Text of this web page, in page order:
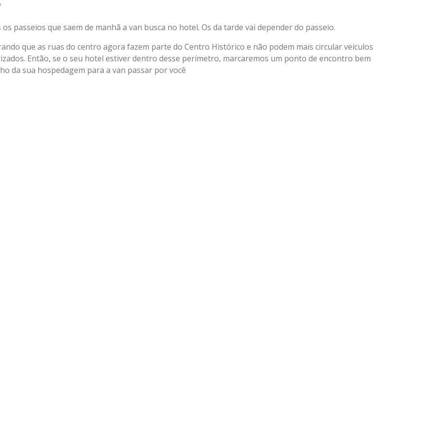
passeios que saem de manhã a van busca no hotel. Os da tarde vai depender do passeio.
que as ruas do centro agora fazem parte do Centro Histórico e não podem mais circular veículos
Então, se o seu hotel estiver dentro desse perímetro, marcaremos um ponto de encontro bem
da sua hospedagem para a van passar por você